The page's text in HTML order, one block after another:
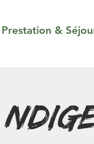
Prestation &